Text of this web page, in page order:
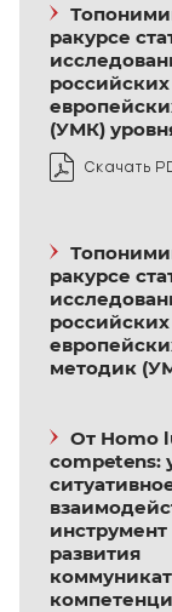
ракурсе
(УМК)
Скачать
ракурсе
методик
От Homo
competens:
развития